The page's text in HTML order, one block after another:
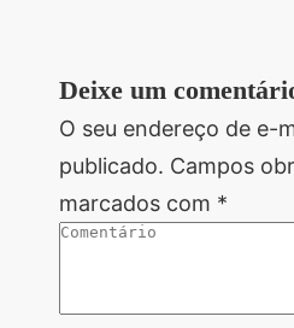
Deixe um
O seu endereço de e-
publicado. Campos
marcados com *